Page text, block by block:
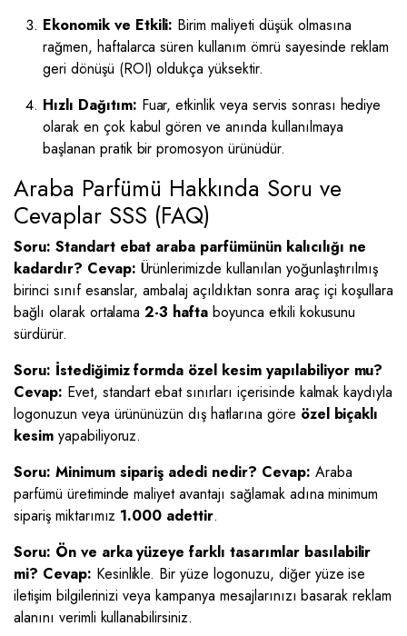
Ekonomik ve Etkili: Birim maliyeti düşük olmasına
rağmen, haftalarca süren kullanım ömrü sayesinde reklam
geri dönüşü (ROI) oldukça yüksektir.
Hızlı Dağıtım: Fuar, etkinlik veya servis sonrası hediye
olarak en çok kabul gören ve anında kullanılmaya
başlanan pratik bir promosyon ürünüdür.
Araba Parfümü Hakkında Soru ve
Cevaplar SSS (FAQ)
Soru: Standart ebat araba parfümünün kalıcılığı ne
kadardır? Cevap: Ürünlerimizde kullanılan yoğunlaştırılmış
birinci sınıf esanslar, ambalaj açıldıktan sonra araç içi koşullara
bağlı olarak ortalama2-3 hafta boyunca etkili kokusunu
sürdürür.
Soru: İstediğimiz formda özel kesim yapılabiliyor mu?
Cevap: Evet, standart ebat sınırları içerisinde kalmak kaydıyla
logonuzun veya ürününüzün dış hatlarına göre özel biçaklı
kesimyapabiliyoruz.
Soru: Minimum sipariş adedi nedir? Cevap: Araba
parfümü üretiminde maliyet avantajı sağlamak adına minimum
sipariş miktarımız 1.000 adettir.
Soru: Ön ve arka yüzeye farklı tasarımlar basılabilir
mi? Cevap: Kesinlikle. Bir yüze logonuzu, diğer yüze ise
iletişim bilgilerinizi veya kampanya mesajlarınızı basarak reklam
alanını verimli kullanabilirsiniz.